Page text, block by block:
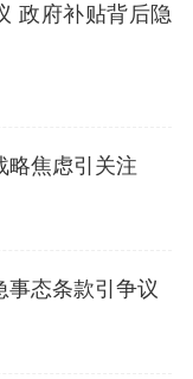
政府补贴背后隐
略焦虑引关注
事态条款引争议